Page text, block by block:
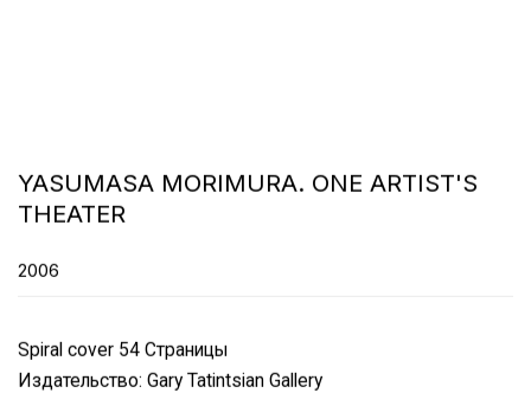
YASUMASA MORIMURA. ONE ARTIST'S
THEATER
2006
Spiral cover 54 Страницы
Издательство: Gary Tatintsian Gallery